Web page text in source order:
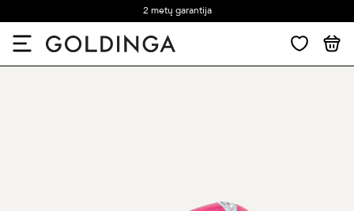
2 metų garantija